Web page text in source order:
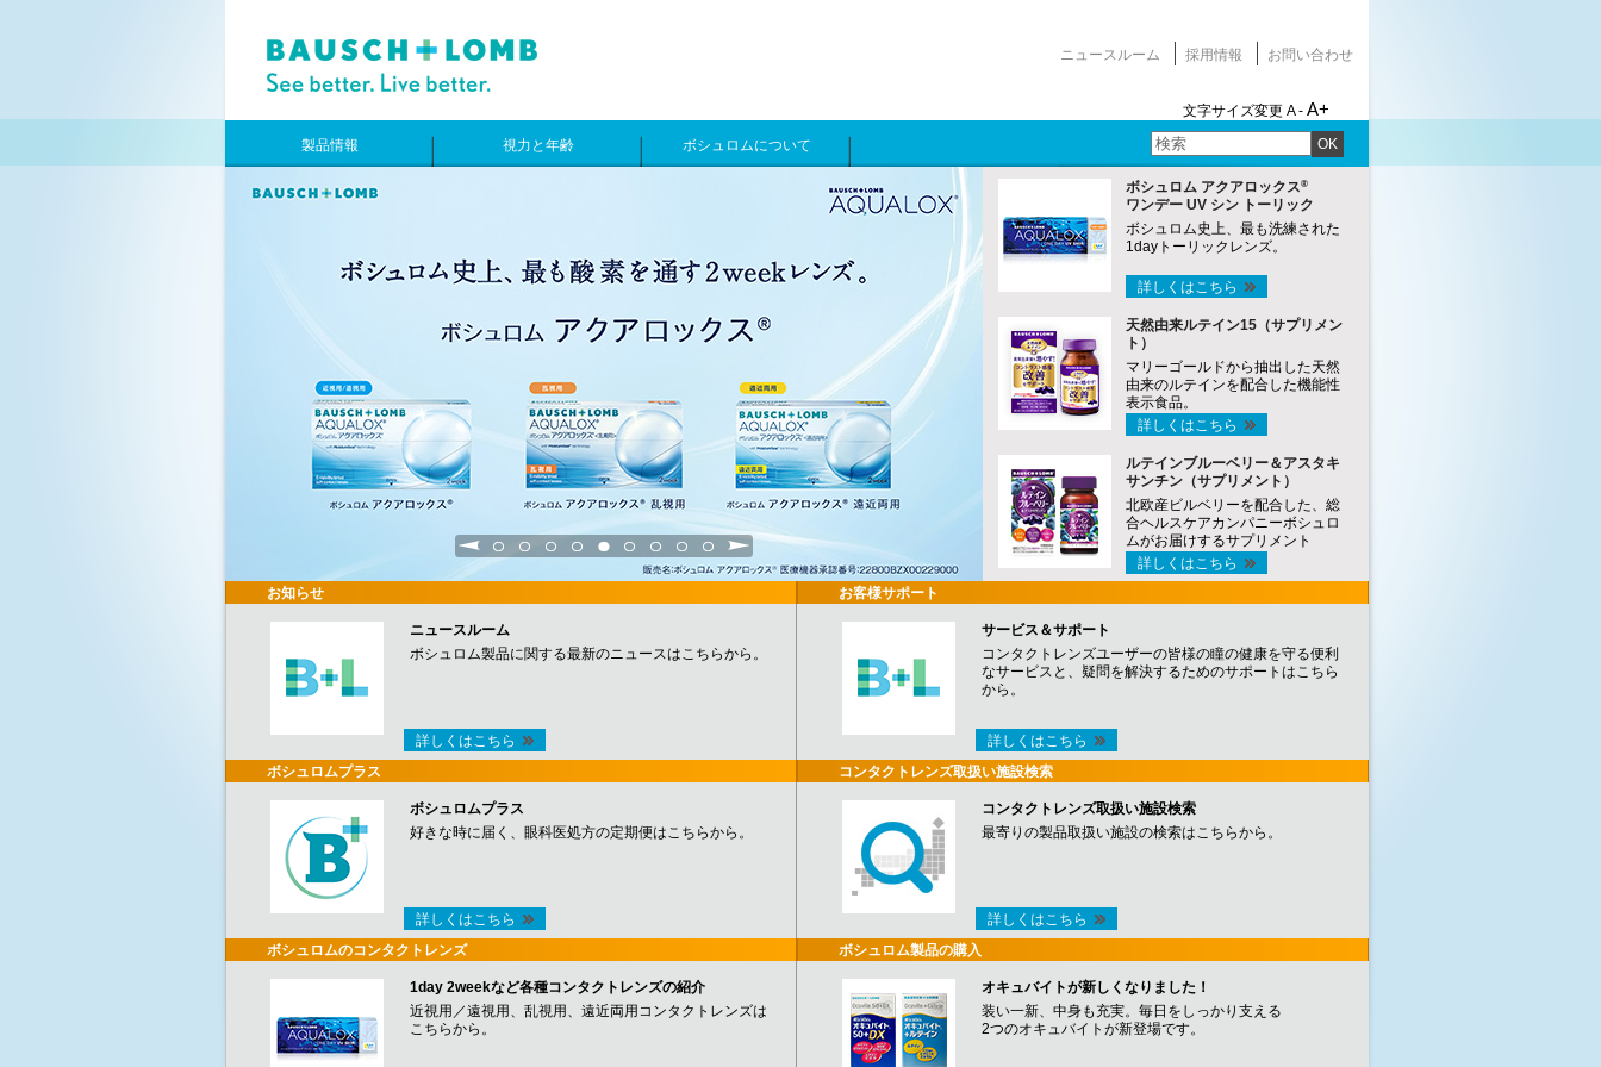
ニュースルーム 採用情報 お問い合わせ
文字サイズ変更 A - A+
OK
製品情報 視力と年齢 ボシュロムについて
1 2 3 4 5 6 7 8 9
ボシュロム アクアロックス®
ワンデー UV シン トーリック
ボシュロム史上、最も洗練された
1dayトーリックレンズ。
詳しくはこちら
天然由来ルテイン15（サプリメン
ト）
マリーゴールドから抽出した天然
由来のルテインを配合した機能性
表示食品。
詳しくはこちら
ルテインブルーベリー＆アスタキ
サンチン（サプリメント）
北欧産ビルベリーを配合した、総
合ヘルスケアカンパニーボシュロ
ムがお届けするサプリメント
詳しくはこちら
お知らせ
ニュースルーム
ボシュロム製品に関する最新のニュースはこちらから。
詳しくはこちら
ボシュロムプラス
ボシュロムプラス
好きな時に届く、眼科医処方の定期便はこちらから。
詳しくはこちら
ボシュロムのコンタクトレンズ
1day 2weekなど各種コンタクトレンズの紹介
近視用／遠視用、乱視用、遠近両用コンタクトレンズは
こちらから。
お客様サポート
サービス＆サポート
コンタクトレンズユーザーの皆様の瞳の健康を守る便利
なサービスと、疑問を解決するためのサポートはこちら
から。
詳しくはこちら
コンタクトレンズ取扱い施設検索
コンタクトレンズ取扱い施設検索
最寄りの製品取扱い施設の検索はこちらから。
詳しくはこちら
ボシュロム製品の購入
オキュバイトが新しくなりました！
装い一新、中身も充実。毎日をしっかり支える
2つのオキュバイトが新登場です。